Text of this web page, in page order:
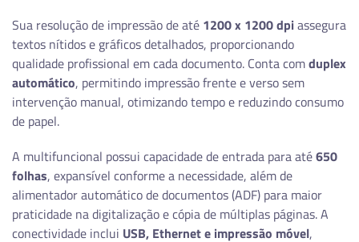
Sua resolução de impressão de até 1200 x 1200 dpiassegura
textos nítidos e gráficos detalhados, proporcionando
qualidade profissional em cada documento. Conta comduplex
automático, permitindo impressão frente e verso sem
intervenção manual, otimizando tempo e reduzindo consumo
de papel.
A multifuncional possui capacidade de entrada para até650
folhas, expansível conforme a necessidade, além de
alimentador automático de documentos (ADF) para maior
praticidade na digitalização e cópia de múltiplas páginas. A
conectividade inclui USB, Ethernet e impressão móvel,